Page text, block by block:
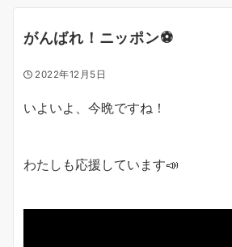
がんばれ！ニッポン⚽
2022年12月5日
いよいよ、今晩ですね！
わたしも応援しています📣